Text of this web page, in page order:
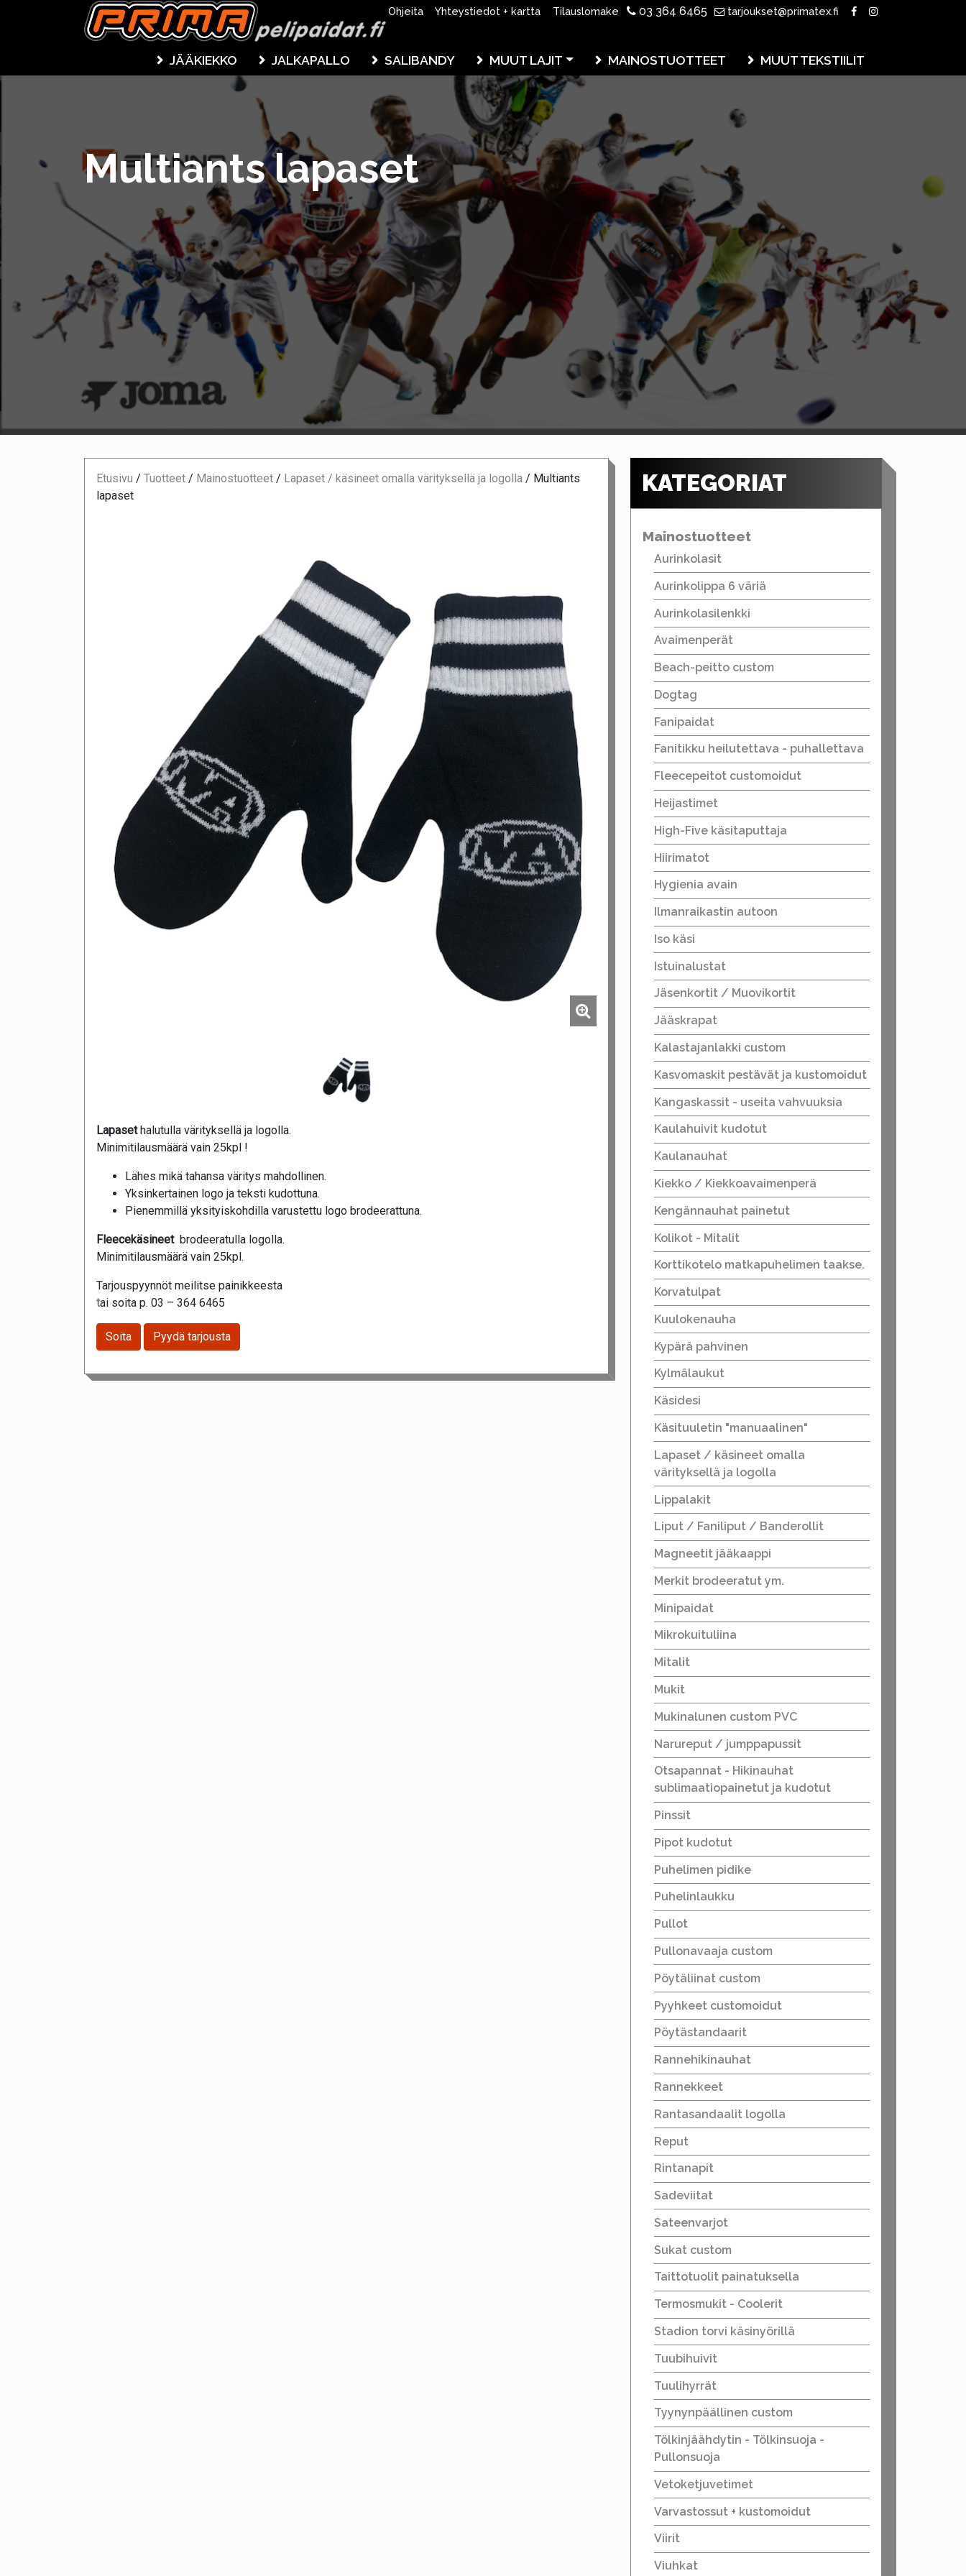
Ohjeita Yhteystiedot + kartta Tilauslomake 03 364 6465 tarjoukset@primatex.fi
JÄÄKIEKKO JALKAPALLO SALIBANDY MUUT LAJIT MAINOSTUOTTEET MUUT TEKSTIILIT
Multiants lapaset
Etusivu / Tuotteet / Mainostuotteet / Lapaset / käsineet omalla värityksellä ja logolla / Multiants
lapaset
Lapasethalutulla värityksellä ja logolla.
Minimitilausmäärä vain 25kpl !
Lähes mikä tahansa väritys mahdollinen.
Yksinkertainen logo ja teksti kudottuna.
Pienemmillä yksityiskohdilla varustettu logo brodeerattuna.
Fleecekäsineet brodeeratulla logolla.
Minimitilausmäärä vain 25kpl.
Tarjouspyynnöt meilitse painikkeesta
tai soita p. 03 – 364 6465
Soita Pyydä tarjousta
KATEGORIAT
Mainostuotteet
Aurinkolasit
Aurinkolippa 6 väriä
Aurinkolasilenkki
Avaimenperät
Beach-peitto custom
Dogtag
Fanipaidat
Fanitikku heilutettava - puhallettava
Fleecepeitot customoidut
Heijastimet
High-Five käsitaputtaja
Hiirimatot
Hygienia avain
Ilmanraikastin autoon
Iso käsi
Istuinalustat
Jäsenkortit / Muovikortit
Jääskrapat
Kalastajanlakki custom
Kasvomaskit pestävät ja kustomoidut
Kangaskassit - useita vahvuuksia
Kaulahuivit kudotut
Kaulanauhat
Kiekko / Kiekkoavaimenperä
Kengännauhat painetut
Kolikot - Mitalit
Korttikotelo matkapuhelimen taakse.
Korvatulpat
Kuulokenauha
Kypärä pahvinen
Kylmälaukut
Käsidesi
Käsituuletin "manuaalinen"
Lapaset / käsineet omalla
värityksellä ja logolla
Lippalakit
Liput / Faniliput / Banderollit
Magneetit jääkaappi
Merkit brodeeratut ym.
Minipaidat
Mikrokuituliina
Mitalit
Mukit
Mukinalunen custom PVC
Narureput / jumppapussit
Otsapannat - Hikinauhat
sublimaatiopainetut ja kudotut
Pinssit
Pipot kudotut
Puhelimen pidike
Puhelinlaukku
Pullot
Pullonavaaja custom
Pöytäliinat custom
Pyyhkeet customoidut
Pöytästandaarit
Rannehikinauhat
Rannekkeet
Rantasandaalit logolla
Reput
Rintanapit
Sadeviitat
Sateenvarjot
Sukat custom
Taittotuolit painatuksella
Termosmukit - Coolerit
Stadion torvi käsinyörillä
Tuubihuivit
Tuulihyrrät
Tyynynpäällinen custom
Tölkinjäähdytin - Tölkinsuoja -
Pullonsuoja
Vetoketjuvetimet
Varvastossut + kustomoidut
Viirit
Viuhkat